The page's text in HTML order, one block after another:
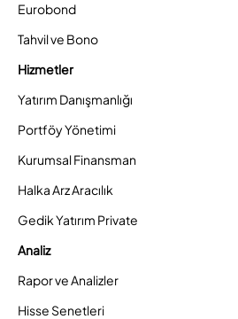
Eurobond
Tahvil ve Bono
Hizmetler
Yatırım Danışmanlığı
Portföy Yönetimi
Kurumsal Finansman
Halka Arz Aracılık
Gedik Yatırım Private
Analiz
Rapor ve Analizler
Hisse Senetleri